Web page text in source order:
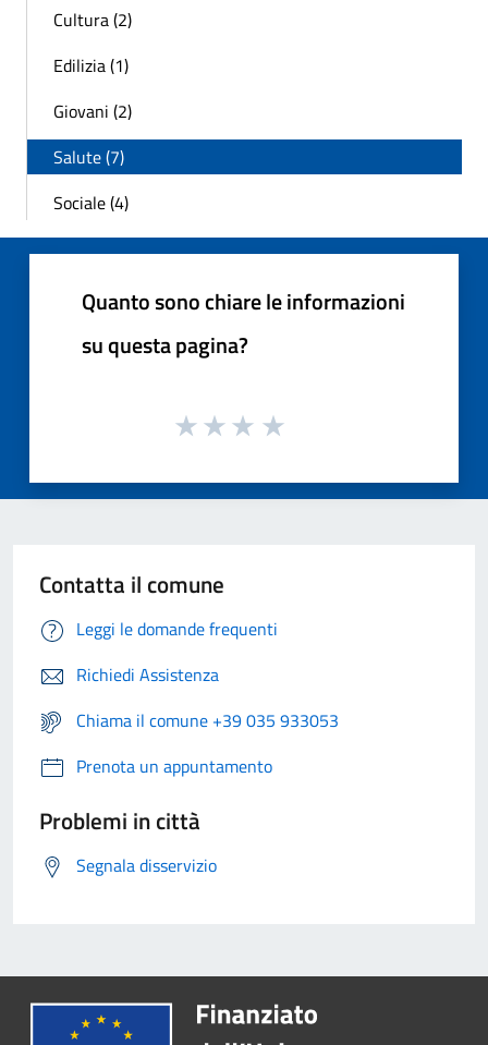
Cultura (2)
Edilizia (1)
Giovani (2)
Salute (7)
Sociale (4)
Quanto sono chiare le informazioni
su questa pagina?
Contatta il comune
Leggi le domande frequenti
Richiedi Assistenza
Chiama il comune +39 035 933053
Prenota un appuntamento
Problemi in città
Segnala disservizio